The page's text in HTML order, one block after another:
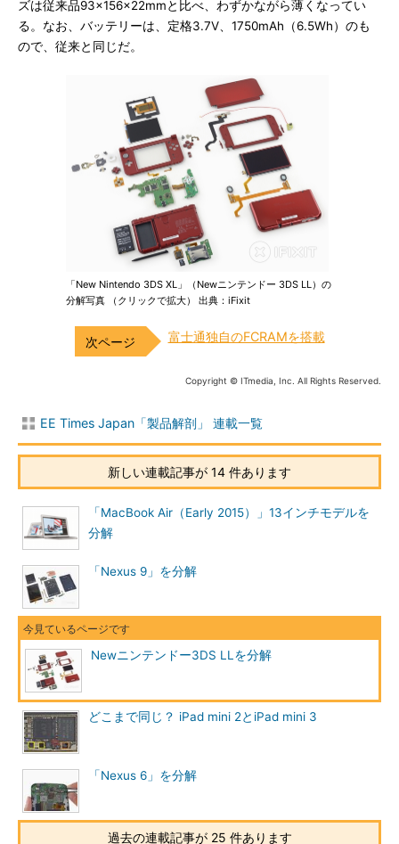
ズは従来品93×156×22mmと比べ、わずかながら薄くなってい
る。なお、バッテリーは、定格3.7V、1750mAh（6.5Wh）のも
ので、従来と同じだ。
「New Nintendo 3DS XL」（Newニンテンドー 3DS LL）の
分解写真 （クリックで拡大） 出典：iFixit
富士通独自のFCRAMを搭載
Copyright © ITmedia, Inc. All Rights Reserved.
EE Times Japan「製品解剖」 連載一覧
新しい連載記事が 14 件あります
「MacBook Air（Early 2015）」13インチモデルを
分解
「Nexus 9」を分解
Newニンテンドー3DS LLを分解
どこまで同じ？ iPad mini 2とiPad mini 3
「Nexus 6」を分解
過去の連載記事が 25 件あります